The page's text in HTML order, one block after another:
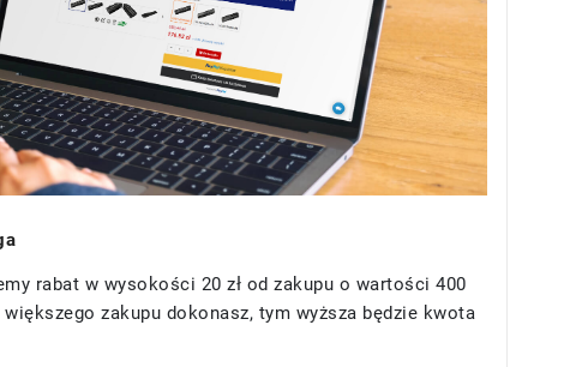
rabat w wysokości 20 zł od zakupu o wartości 400
większego zakupu dokonasz, tym wyższa będzie kwota